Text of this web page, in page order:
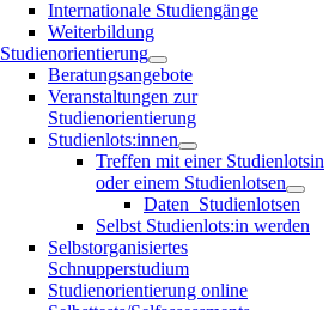
Internationale Studiengänge
Weiterbildung
Studienorientierung
Beratungsangebote
Veranstaltungen zur
Studienorientierung
Studienlots:innen
Treffen mit einer Studienlotsin
oder einem Studienlotsen
Daten_Studienlotsen
Selbst Studienlots:in werden
Selbstorganisiertes
Schnupperstudium
Studienorientierung online